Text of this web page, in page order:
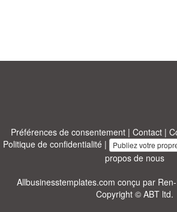
Préférences de consentement| Contact|
Politique de confidentialité| Publiez votre
propos de nous
Allbusinesstemplates.com conçu par
Copyright © ABT ltd.